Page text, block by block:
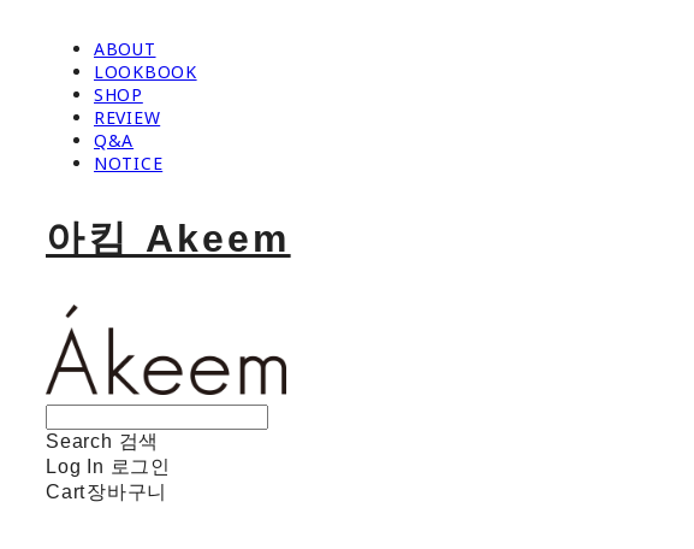
ABOUT
LOOKBOOK
SHOP
REVIEW
Q&A
NOTICE
아킴 Akeem
Search 검색
Log In 로그인
Cart장바구니